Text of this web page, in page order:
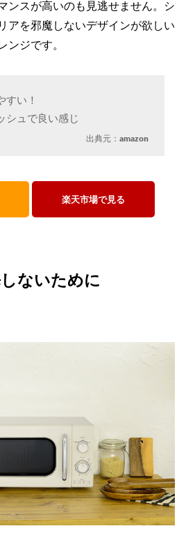
ンスが高いのも見逃せません。シ
アを邪魔しないデザインが欲しい
ンジです。
すい！
シュで良い感じ
出典元：amazon
楽天市場で見る
ないために